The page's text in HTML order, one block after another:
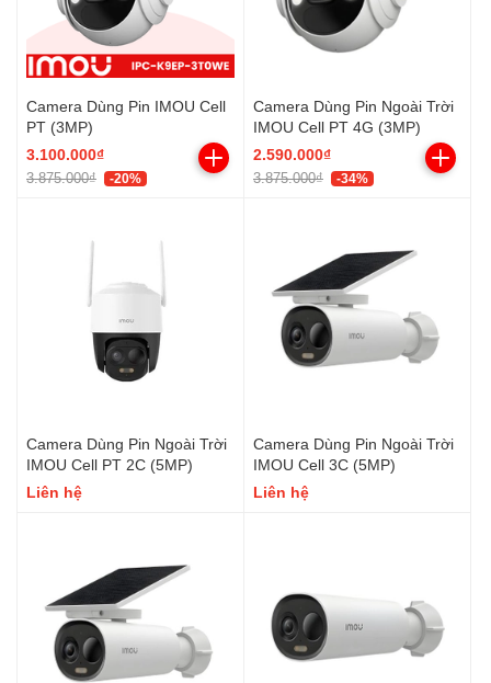
Camera Dùng Pin IMOU Cell
PT (3MP)
3.100.000₫
3.875.000₫ -20%
Camera Dùng Pin Ngoài Trời
IMOU Cell PT 4G (3MP)
2.590.000₫
3.875.000₫ -34%
Camera Dùng Pin Ngoài Trời
IMOU Cell PT 2C (5MP)
Liên hệ
Camera Dùng Pin Ngoài Trời
IMOU Cell 3C (5MP)
Liên hệ